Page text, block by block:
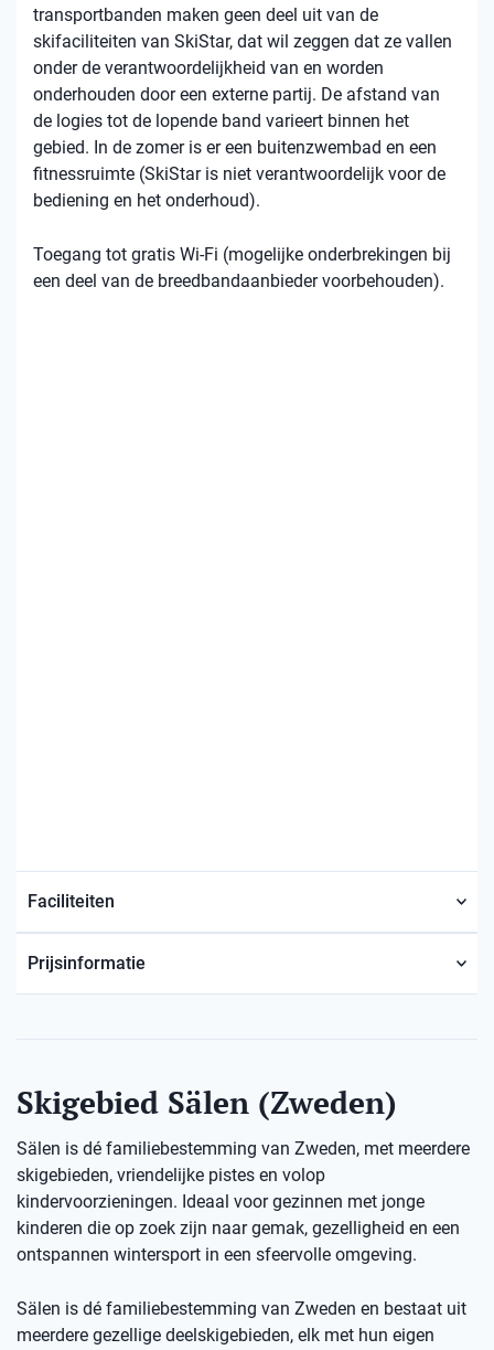
transportbanden maken geen deel uit van de
skifaciliteiten van SkiStar, dat wil zeggen dat ze vallen
onder de verantwoordelijkheid van en worden
onderhouden door een externe partij. De afstand van
de logies tot de lopende band varieert binnen het
gebied. In de zomer is er een buitenzwembad en een
fitnessruimte (SkiStar is niet verantwoordelijk voor de
bediening en het onderhoud).
Toegang tot gratis Wi-Fi (mogelijke onderbrekingen bij
een deel van de breedbandaanbieder voorbehouden).
Faciliteiten
Prijsinformatie
Skigebied Sälen (Zweden)
Sälen is dé familiebestemming van Zweden, met meerdere
skigebieden, vriendelijke pistes en volop
kindervoorzieningen. Ideaal voor gezinnen met jonge
kinderen die op zoek zijn naar gemak, gezelligheid en een
ontspannen wintersport in een sfeervolle omgeving.
Sälen is dé familiebestemming van Zweden en bestaat uit
meerdere gezellige deelskigebieden, elk met hun eigen